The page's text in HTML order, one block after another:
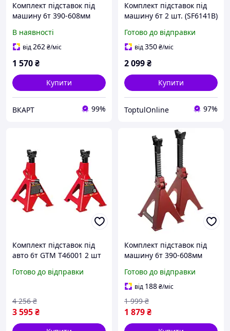
Комплект підставок під
машину 6т 390-608мм
В наявності
від262₴/міс
1 570₴
Купити
ВКАРТ 99%
Комплект підставок під
машину 6т 2 шт. (SF6141B)
Готово до відправки
від350₴/міс
2 099₴
Купити
ToptulOnline 97%
Комплект підставок під
авто 6т GTM T46001 2 шт
Готово до відправки
3 595₴
4 256 ₴
Комплект підставок під
машину 6т 390-608мм
GT0405
Готово до відправки
від 188₴/міс
1 879₴
1 999 ₴